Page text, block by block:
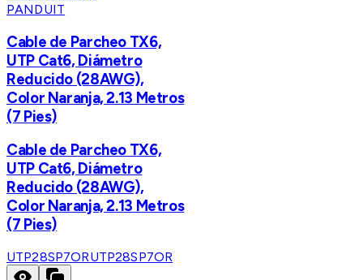
PANDUIT
Cable de Parcheo TX6,
UTP Cat6, Diámetro
Reducido (28AWG),
Color Naranja, 2.13 Metros
(7 Pies)
Cable de Parcheo TX6,
UTP Cat6, Diámetro
Reducido (28AWG),
Color Naranja, 2.13 Metros
(7 Pies)
UTP28SP7ORUTP28SP7OR